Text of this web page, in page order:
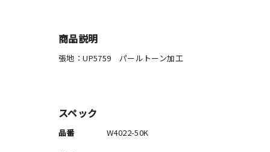
商品説明
張地：UP5759 パールトーン加工
スペック
品番 W4022-50K